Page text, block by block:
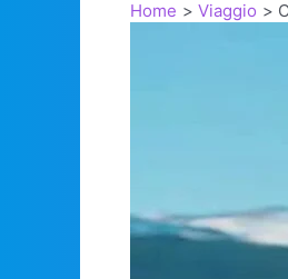
Home Viaggio